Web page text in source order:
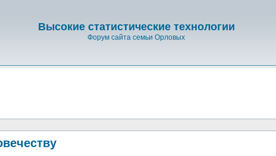
Высокие статистические технологии
Форум сайта семьи Орловых